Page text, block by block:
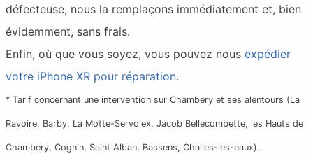
défecteuse, nous la remplaçons immédiatement et, bien
évidemment, sans frais.
Enfin, où que vous soyez, vous pouvez nous expédier
votre iPhone XR pour réparation.
* Tarif concernant une intervention sur Chambery et ses alentours (La
Ravoire, Barby, La Motte-Servolex, Jacob Bellecombette, les Hauts de
Chambery, Cognin, Saint Alban, Bassens, Challes-les-eaux).